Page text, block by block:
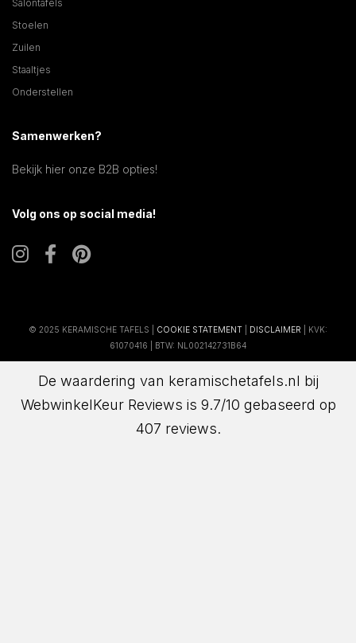
Salontafels
Stoelen
Zuilen
Staaltjes
Onderstellen
Samenwerken?
Bekijk hier onze B2B opties!
Volg ons op social media!
© 2025 KERAMISCHE TAFELS | COOKIE STATEMENT DISCLAIMER | KVK:
61070416 | BTW: NL002142731B64
De waardering van keramischetafels.nl bij
WebwinkelKeur Reviews is 9.7/10 gebaseerd op
407 reviews.